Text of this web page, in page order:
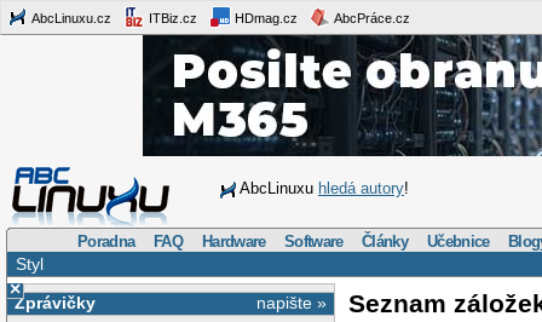
AbcLinuxu.cz ITBiz.cz HDmag.cz AbcPráce.cz
AbcLinuxu hledá autory!
Poradna FAQ Hardware Software Články Učebnice
Styl
×
napište »
Zprávičky
Seznam